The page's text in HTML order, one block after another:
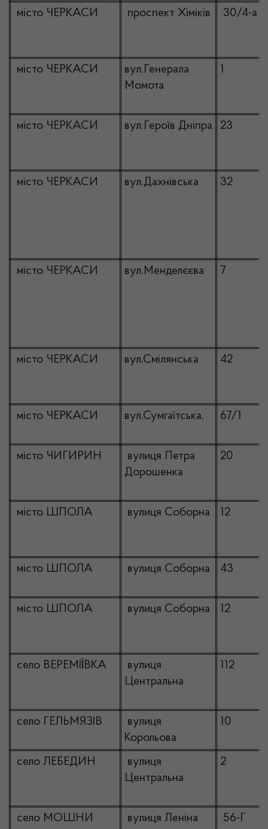
місто ЧЕРКАСИ проспект Хіміків 30/4-а
місто ЧЕРКАСИ
вул.Генерала
Момота
1
місто ЧЕРКАСИ вул.Героїв Дніпра 23
місто ЧЕРКАСИ вул.Дахнівська 32
місто ЧЕРКАСИ вул.Менделєєва 7
місто ЧЕРКАСИ вул.Смілянська 42
місто ЧЕРКАСИ вул.Сумгаїтська, 67/1
місто ЧИГИРИН
вулиця Петра
Дорошенка
20
місто ШПОЛА вулиця Соборна 12
місто ШПОЛА вулиця Соборна 43
місто ШПОЛА вулиця Соборна 12
село ВЕРЕМІЇВКА
вулиця
Центральна
112
село ГЕЛЬМЯЗІВ
вулиця
Корольова
10
село ЛЕБЕДИН
вулиця
Центральна
2
село МОШНИ вулиця Леніна 56-Г